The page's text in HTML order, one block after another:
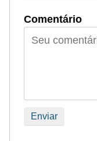
Comentário